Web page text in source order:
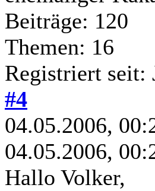
Beiträge: 120
Themen: 16
Registriert seit:
#4
04.05.2006,
04.05.2006,
Hallo Volker,